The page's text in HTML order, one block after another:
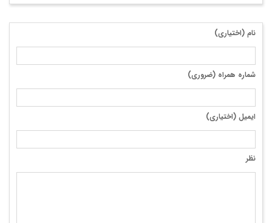
نام (اختیاری)
شماره همراه (ضروری)
ایمیل (اختیاری)
نظر